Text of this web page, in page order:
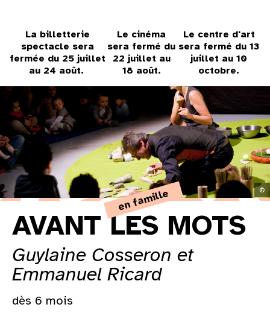
La billetterie
spectacle sera
fermée du 25 juillet
au 24 août.
Le cinéma
sera fermé du
22 juillet au
18 août.
Le centre d'art
sera fermé du 13
juillet au 10
octobre.
24 25 26 27 28 29 30
31
au cinéma
voir le programme cinéma
©
en famille
AVANT LES MOTS
Guylaine Cosseron et
Emmanuel Ricard
dès 6 mois